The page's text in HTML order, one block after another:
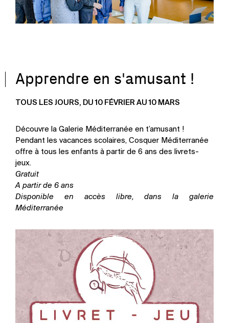
Apprendre en s'amusant !
TOUS LES JOURS, DU 10 FÉVRIER AU 10 MARS
Découvre la Galerie Méditerranée en t’amusant !
Pendant les vacances scolaires, Cosquer Méditerranée
offre à tous les enfants à partir de 6 ans des livrets-
jeux.
Gratuit
A partir de 6 ans
Disponible en accès libre, dans la galerie
Méditerranée